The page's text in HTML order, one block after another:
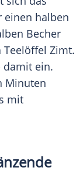
einen halben
Becher
Teelöffel Zimt.
damit ein.
Minuten
mit